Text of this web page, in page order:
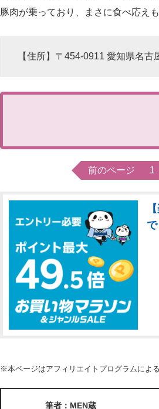
豚肉が乗っており、まさに食べ応え
【住所】〒454-0911 愛知県名
前のページ 1
※本ページはアフィリエイトプログラムによ
筆者：MEN蔵